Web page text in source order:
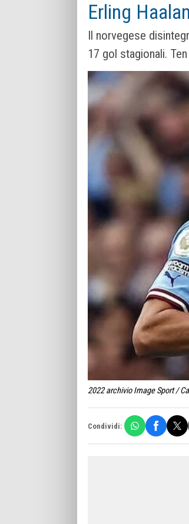
Erling
Il norvegese
17 gol stagionali.
2022 archivio Image Sport /
Condividi: